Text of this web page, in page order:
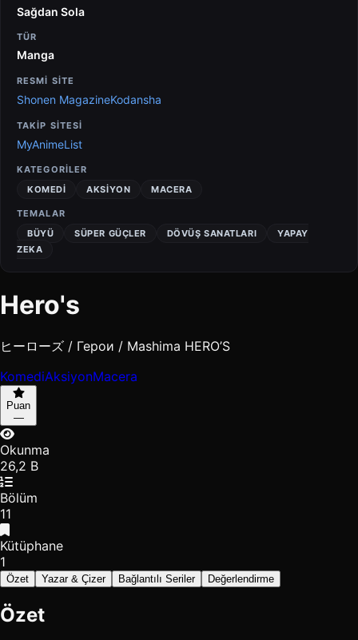
Sağdan Sola
TÜR
Manga
RESMİ SİTE
Shonen MagazineKodansha
TAKİP SİTESİ
MyAnimeList
KATEGORILER
KOMEDI
AKSIYON MACERA
TEMALAR
BÜYÜ
SÜPER GÜÇLER DÖVÜŞ SANATLARI
YAPAY
ZEKA
Hero's
ヒーローズ / Герои / Mashima HERO’S
KomediAksiyonMacera
Puan
—
Okunma
26,2 B
Bölüm
11
Kütüphane
1
Özet Yazar & Çizer Bağlantılı Seriler Değerlendirme
Özet